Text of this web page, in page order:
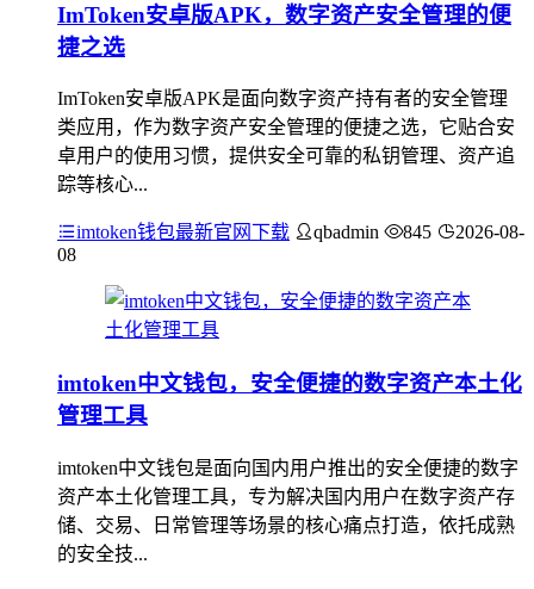
ImToken安卓版APK，数字资产安全管理的便
捷之选
ImToken安卓版APK是面向数字资产持有者的安全管理
类应用，作为数字资产安全管理的便捷之选，它贴合安
卓用户的使用习惯，提供安全可靠的私钥管理、资产追
踪等核心...
imtoken钱包最新官网下载 qbadmin 845
2026-08-
08
imtoken中文钱包，安全便捷的数字资产本土化
管理工具
imtoken中文钱包是面向国内用户推出的安全便捷的数字
资产本土化管理工具，专为解决国内用户在数字资产存
储、交易、日常管理等场景的核心痛点打造，依托成熟
的安全技...